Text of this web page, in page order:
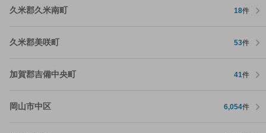
久米郡久米南町 18件
久米郡美咲町 53件
加賀郡吉備中央町 41件
岡山市中区 6,054件